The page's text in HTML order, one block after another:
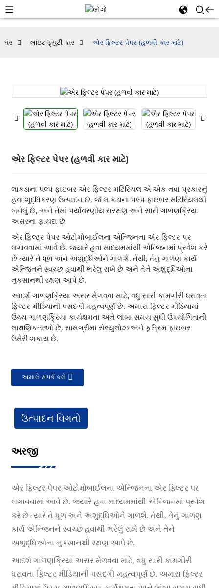
ઘર લાઇટ ડ્યુટી કાર એર ફિલ્ટર પેપર (હળવી કાર માટે)
એર ફિલ્ટર પેપર (હળવી કાર માટે)
લાકડાના પલ્પ ફાઇબર એર ફિલ્ટર મટિરિયલ એ એક નવા પ્રકારનું
હવા શુદ્ધિકરણ ઉત્પાદન છે, જે લાકડાના પલ્પ ફાઇબર મટિરિયલથી
બનેલું છે, અને તેમાં પર્યાવરણીય સંરક્ષણ અને સારી ગાળણક્રિયા
અસરના ફાયદા છે.
એર ફિલ્ટર પેપર ઓટોમોબાઈલના એન્જિનના એર ફિલ્ટર પર
લગાવવામાં આવે છે. જ્યારે હવા માધ્યમમાંથી એન્જિનમાં પ્રવેશ કરે
છે ત્યારે તે ધૂળ અને અશુદ્ધિઓને ગાળશે. તેથી, તેનું ગાળણ કાર્ય
એન્જિનને સ્વચ્છ હવાથી ભરેલું રાખે છે અને તેને અશુદ્ધિઓના
નુકસાનથી રક્ષણ આપે છે.
આદર્શ ગાળણક્રિયા અસર મેળવવા માટે, વધુ સારી કામગીરી ધરાવતા
ફિલ્ટર મીડિયાની પસંદગી મહત્વપૂર્ણ છે. અમારા ફિલ્ટર મીડિયામાં
ઉચ્ચ ગાળણક્રિયા કાર્યક્ષમતા અને લાંબા સમય સુધી ઉપયોગિતાની
લાક્ષણિકતાઓ છે, સામગ્રીમાં સેલ્યુલોઝ અને કૃત્રિમ ફાઇબર
ઉમેરી શકાય છે.
અમારો સંપર્ક કરો
ઉત્પાદન વિગતો
અરજી
એર ફિલ્ટર પેપર ઓટોમોબાઈલના એન્જિનના એર ફિલ્ટર પર
લગાવવામાં આવે છે. જ્યારે હવા માધ્યમમાંથી એન્જિનમાં પ્રવેશ
કરે છે ત્યારે તે ધૂળ અને અશુદ્ધિઓને ગાળશે. તેથી, તેનું ગાળણ
કાર્ય એન્જિનને સ્વચ્છ હવાથી ભરેલું રાખે છે અને તેને
અશુદ્ધિઓના નુકસાનથી રક્ષણ આપે છે.
આદર્શ ગાળણક્રિયા અસર મેળવવા માટે, વધુ સારી કામગીરી
ધરાવતા ફિલ્ટર મીડિયાની પસંદગી મહત્વપૂર્ણ છે. અમારા ફિલ્ટર